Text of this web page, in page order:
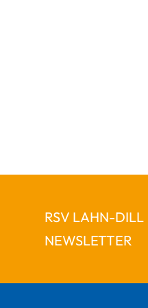
RSV LAHN-DILL
NEWSLETTER